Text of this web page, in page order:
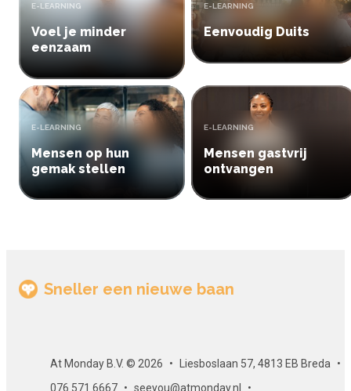
Voel je minder
eenzaam
TYPE:
E-LEARNING
Eenvoudig Duits
TYPE:
E-LEARNING
Mensen op hun
gemak stellen
TYPE:
E-LEARNING
Mensen gastvrij
ontvangen
TYPE:
E-LEARNING
Sneller een nieuwe baan
At Monday B.V. © 2026
Liesboslaan 57, 4813 EB Breda
076 571 6667
seeyou@atmonday.nl